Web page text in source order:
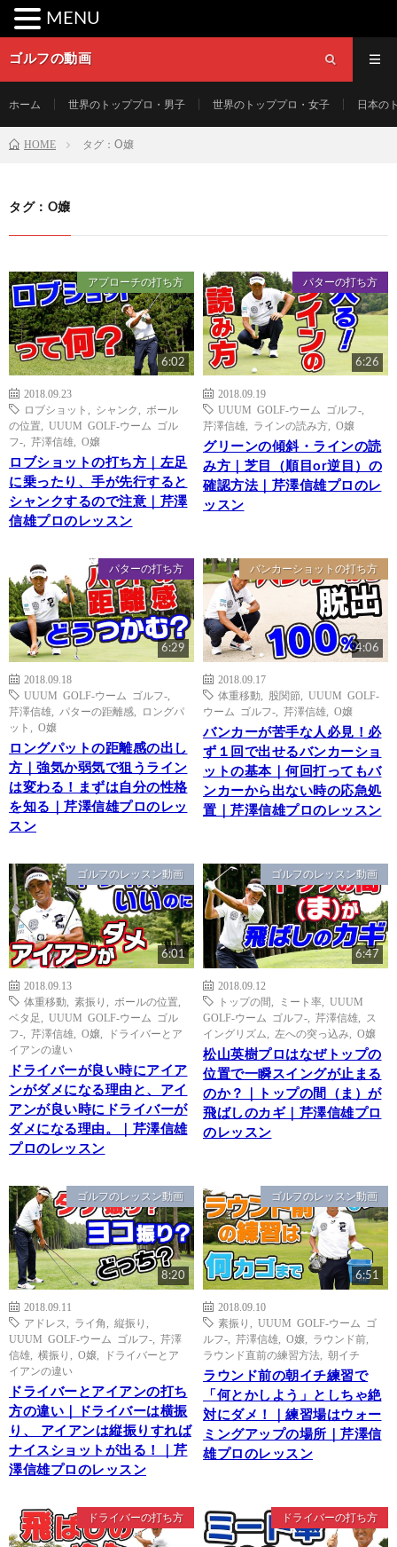
ゴルフの動画
ホーム 世界のトッププロ・男子 世界のトッププロ・女子 日本の
HOME タグ：O嬢
タグ：O嬢
アプローチの打ち方
6:02
2018.09.23
ロブショット
シャンク
ボール
の位置
UUUM GOLF-ウーム ゴル
フ-
芹澤信雄 O嬢
ロブショットの打ち方｜左足
に乗ったり、手が先行すると
シャンクするので注意｜芹澤
信雄プロのレッスン
パターの打ち方
6:26
2018.09.19
UUUM GOLF-ウーム ゴルフ-
芹澤信雄
ラインの読み方 O嬢
グリーンの傾斜・ラインの読
み方｜芝目（順目or逆目）の
確認方法｜芹澤信雄プロのレ
ッスン
パターの打ち方
6:29
2018.09.18
UUUM GOLF-ウーム ゴルフ-
芹澤信雄
パターの距離感
ロングパ
ット
O嬢
ロングパットの距離感の出し
方｜強気か弱気で狙うライン
は変わる！まずは自分の性格
を知る｜芹澤信雄プロのレッ
スン
バンカーショットの打ち方
4:06
2018.09.17
体重移動
股関節
UUUM GOLF-
ウーム ゴルフ-
芹澤信雄 O嬢
バンカーが苦手な人必見！必
ず１回で出せるバンカーショ
ットの基本｜何回打ってもバ
ンカーから出ない時の応急処
置｜芹澤信雄プロのレッスン
ゴルフのレッスン動画
6:01
2018.09.13
体重移動
素振り ボールの位置
ベタ足
UUUM GOLF-ウーム ゴル
フ-
芹澤信雄 O嬢
ドライバーとア
イアンの違い
ドライバーが良い時にアイア
ンがダメになる理由と、アイ
アンが良い時にドライバーが
ダメになる理由。｜芹澤信雄
プロのレッスン
ゴルフのレッスン動画
6:47
2018.09.12
トップの間
ミート率
UUUM
GOLF-ウーム ゴルフ-
芹澤信雄
ス
イングリズム
左への突っ込み O嬢
松山英樹プロはなぜトップの
位置で一瞬スイングが止まる
のか？｜トップの間（ま）が
飛ばしのカギ｜芹澤信雄プロ
のレッスン
ゴルフのレッスン動画
8:20
2018.09.11
アドレス
ライ角 縦振り
UUUM GOLF-ウーム ゴルフ-
芹澤
信雄
横振り O嬢
ドライバーとア
イアンの違い
ドライバーとアイアンの打ち
方の違い｜ドライバーは横振
り、 アイアンは縦振りすれば
ナイスショットが出る！｜芹
澤信雄プロのレッスン
ゴルフのレッスン動画
6:51
2018.09.10
素振り
UUUM GOLF-ウーム ゴ
ルフ-
芹澤信雄 O嬢 ラウンド前
ラウンド直前の練習方法
朝イチ
ラウンド前の朝イチ練習で
「何とかしよう」としちゃ絶
対にダメ！｜練習場はウォー
ミングアップの場所｜芹澤信
雄プロのレッスン
ドライバーの打ち方 ドライバーの打ち方
MENU